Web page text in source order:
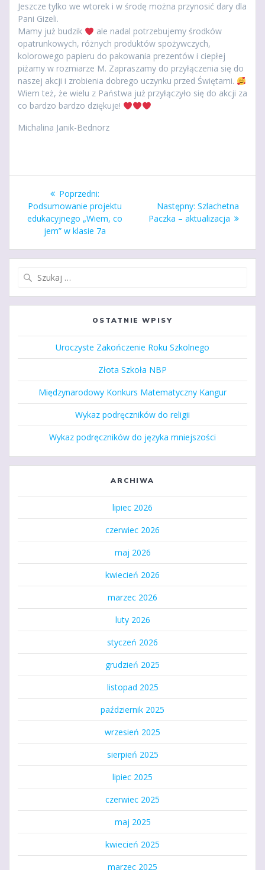
Jeszcze tylko we wtorek i w środę można przynosić dary dla
Pani Gizeli.
Mamy już budzik
ale nadal potrzebujemy środków
opatrunkowych, różnych produktów spożywczych,
kolorowego papieru do pakowania prezentów i ciepłej
piżamy w rozmiarze M. Zapraszamy do przyłączenia się do
naszej akcji i zrobienia dobrego uczynku przed Świętami.
Wiem też, że wielu z Państwa już przyłączyło się do akcji za
co bardzo bardzo dziękuje!
Michalina Janik-Bednorz
Nawigacja
wpisu
Poprzedni:
wpis:
Podsumowanie projektu
edukacyjnego „Wiem, co
jem” w klasie 7a
Następny: Następny
wpis:
Szlachetna
Paczka – aktualizacja
OSTATNIE WPISY
Uroczyste Zakończenie Roku Szkolnego
Złota Szkoła NBP
Międzynarodowy Konkurs Matematyczny Kangur
Wykaz podręczników do religii
Wykaz podręczników do języka mniejszości
ARCHIWA
lipiec 2026
czerwiec 2026
maj 2026
kwiecień 2026
marzec 2026
luty 2026
styczeń 2026
grudzień 2025
listopad 2025
październik 2025
wrzesień 2025
sierpień 2025
lipiec 2025
czerwiec 2025
maj 2025
kwiecień 2025
marzec 2025